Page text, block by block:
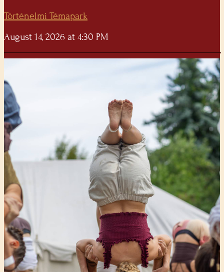
Történelmi Témapark
August 14, 2026 at 4:30 PM